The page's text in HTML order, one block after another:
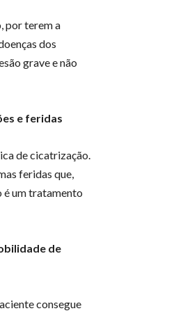
por terem a
dos
grave e não
e feridas
de cicatrização.
feridas que,
é um tratamento
de
consegue